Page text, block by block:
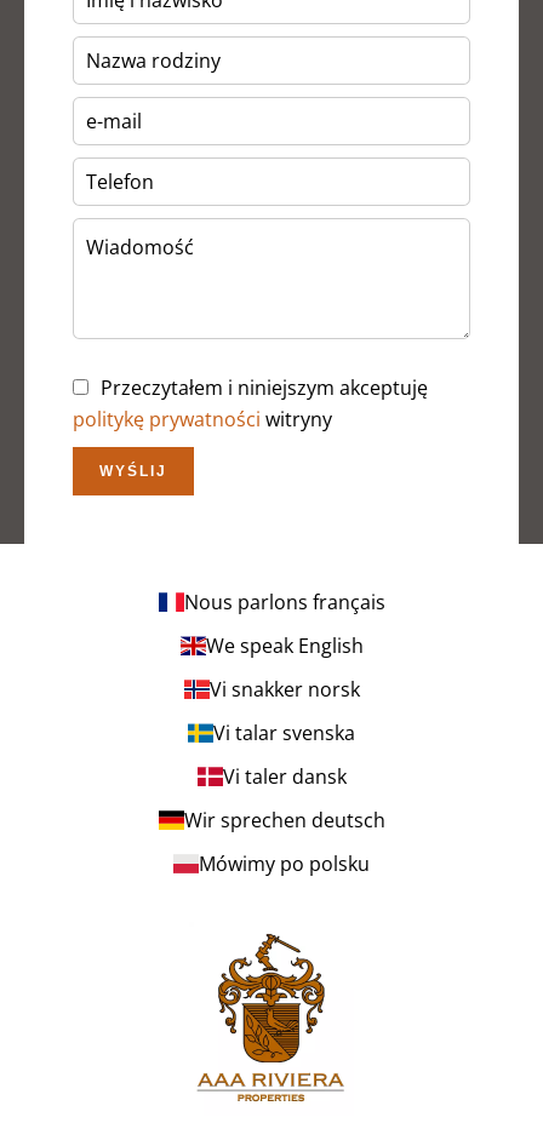
Przeczytałem i niniejszym akceptuję
politykę prywatności witryny
WYŚLIJ
Nous parlons français
We speak English
Vi snakker norsk
Vi talar svenska
Vi taler dansk
Wir sprechen deutsch
Mówimy po polsku